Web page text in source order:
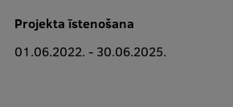
Projekta īstenošana
01.06.2022. - 30.06.2025.